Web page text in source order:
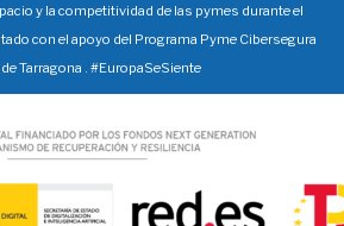
y la competitividad de las pymes durante el
con el apoyo del Programa Pyme Cibersegura
Tarragona . #EuropaSeSiente